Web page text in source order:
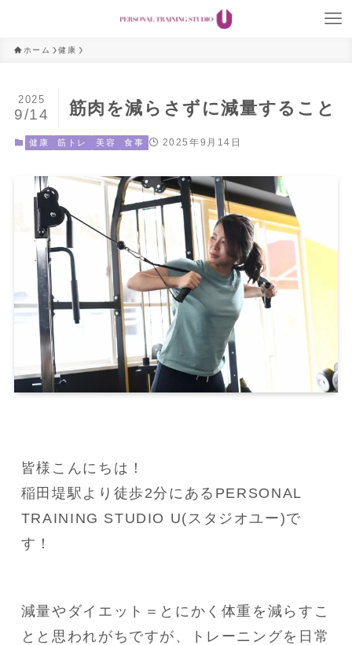
ホーム 健康
筋肉を減らさずに減量すること
2025
9/14
健康 筋トレ 美容 食事 2025年9月14日
皆様こんにちは！
稲田堤駅より徒歩2分にあるPERSONAL
TRAINING STUDIO U(スタジオユー)で
す！
減量やダイエット＝とにかく体重を減らすこ
とと思われがちですが、トレーニングを日常